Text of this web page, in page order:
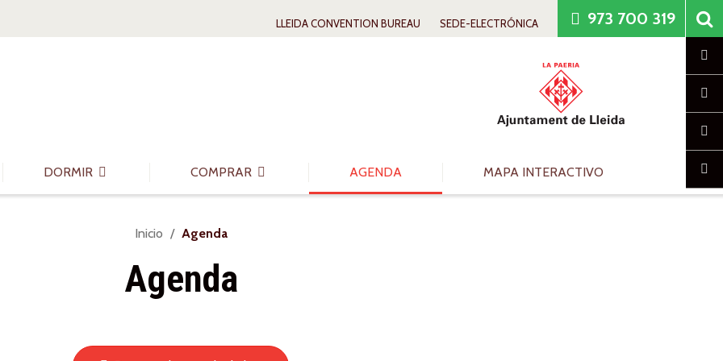
LLEIDA CONVENTION BUREAU SEDE-ELECTRÓNICA 973 700 319
DORMIR COMPRAR AGENDA MAPA INTERACTIVO
Usted
aquí:
Inicio Agenda
Agenda